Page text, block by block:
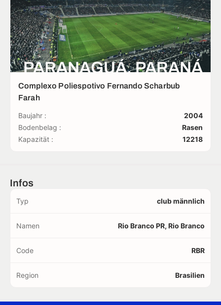
PARANAGUÁ, PARANÁ
Complexo Poliespotivo Fernando Scharbub
Farah
Baujahr :
2004
Bodenbelag :
Rasen
Kapazität :
12218
Infos
Typ club männlich
Namen Rio Branco PR, Rio Branco
Code RBR
Region Brasilien